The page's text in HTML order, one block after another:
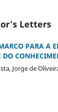
Letters
PARA A
Jorge de